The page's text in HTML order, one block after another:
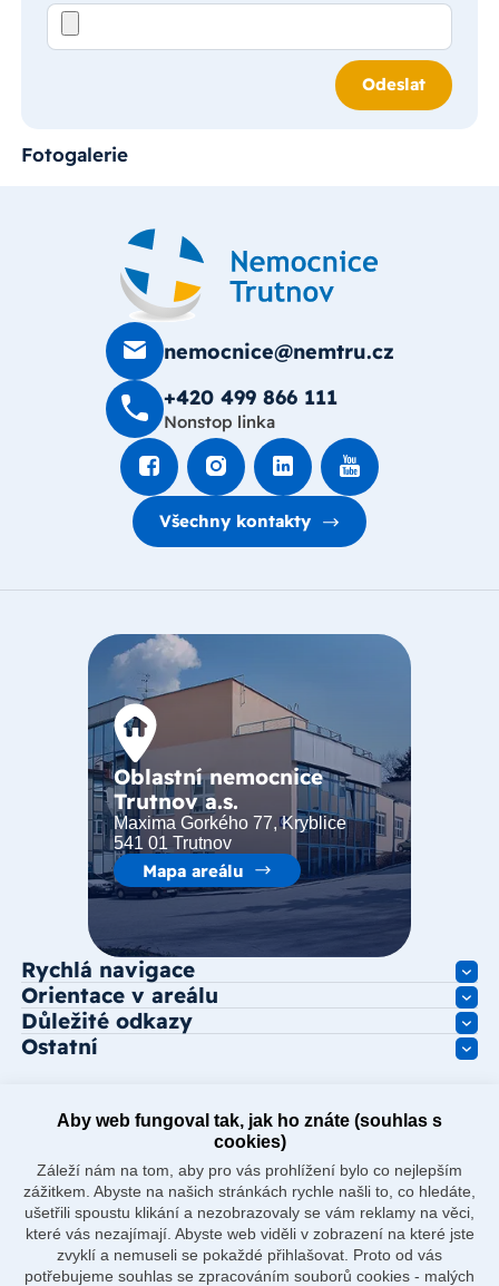
Odeslat
Fotogalerie
nemocnice@nemtru.cz
+420 499 8­66 111
Nonstop linka
Všechny kontakty
Oblastní nemocnice
Trutnov a.s.
Maxima Gorkého 77, Kryblice
541 01 Trutnov
Mapa areálu
Rychlá navigace
Orientace v areálu
Důležité odkazy
Ostatní
Aby web fungoval tak, jak ho znáte (souhlas s
cookies)
Záleží nám na tom, aby pro vás prohlížení bylo co nejlepším
zážitkem. Abyste na našich stránkách rychle našli to, co hledáte,
ušetřili spoustu klikání a nezobrazovaly se vám reklamy na věci,
které vás nezajímají. Abyste web viděli v zobrazení na které jste
zvyklí a nemuseli se pokaždé přihlašovat. Proto od vás
potřebujeme souhlas se zpracováním souborů cookies - malých